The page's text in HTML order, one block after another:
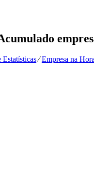
Estatísticas⁄Empresa na